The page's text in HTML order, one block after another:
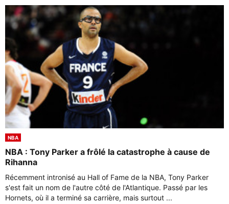
NBA
NBA : Tony Parker a frôlé la catastrophe à cause de
Rihanna
Récemment intronisé au Hall of Fame de la NBA, Tony Parker
s'est fait un nom de l'autre côté de l'Atlantique. Passé par les
Hornets, où il a terminé sa carrière, mais surtout ...